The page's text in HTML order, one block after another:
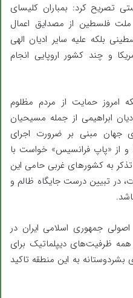
تصریح کرد: بمباران کلیسای
فلسطین از مصدایق اعمال
بلکه علیه سایر ادیان الهی
و چند کشور اروپایی انجام
امروز حمایت از مردم مظلوم
ابراهیمی از جمله مسیحیان
جهان مبنی بر ضرورت اجرای
از «پاپ فرانسیس» خواست با
به کشورهای غربی حامی این
در تبیین درست جایگاه ظالم و
جمهوری اسلامی ایران در
همه ظرفیت‌های دیپلماتیک برای
به این منطقه تاکید